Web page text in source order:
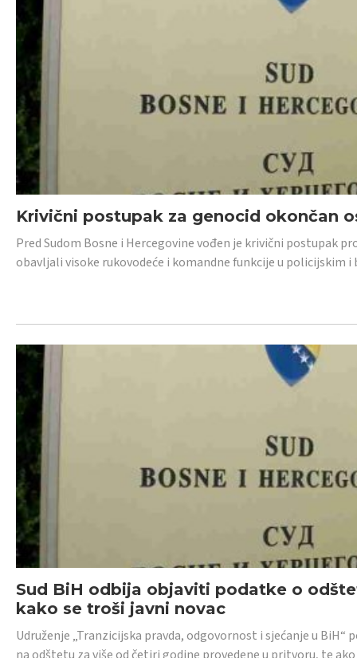
Krivični postupak za genocid okončan
Pred Sudom Bosne i Hercegovine vođen je krivični postupak
obavljali visoke rukovodeće i komandne funkcije u policijskim
Sud BiH odbija objaviti podatke o
kako se troši javni novac
Udruženje „Tranzicijska pravda, odgovornost i sjećanje u